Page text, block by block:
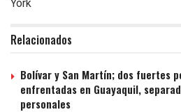
York
Relacionados
Bolívar y San Martín; dos fuertes
enfrentadas en Guayaquil,
personales